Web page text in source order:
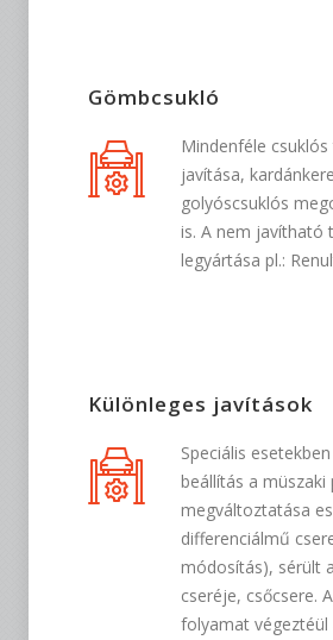
Gömbcsukló
Mindenféle
javítása,
golyóscsuklós
is. A nem javítható
legyártása pl.:
Különleges javítások
Speciális
beállítás a
megváltoztatása
differenciálmű
módosítás), sérült
cseréje, csőcsere.
folyamat végeztéül